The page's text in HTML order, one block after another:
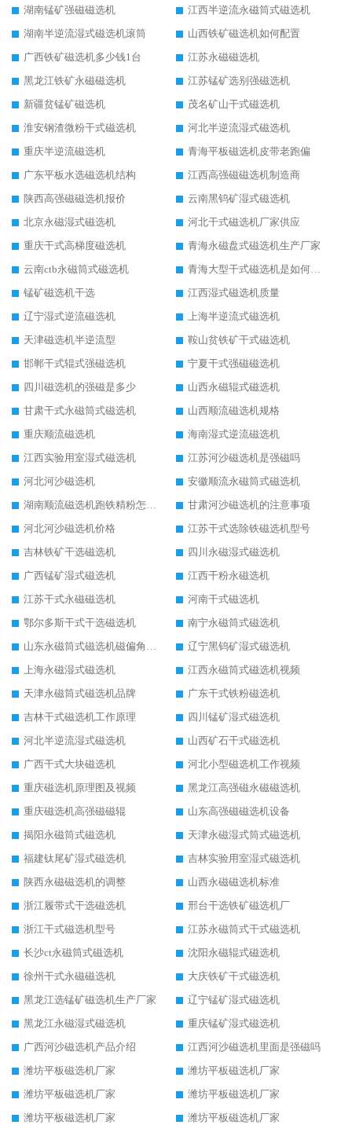
湖南锰矿强磁磁选机
江西半逆流永磁筒式磁选机
湖南半逆流湿式磁选机滚筒
山西铁矿磁选机如何配置
广西铁矿磁选机多少钱1台
江苏永磁磁选机
黑龙江铁矿永磁磁选机
江苏锰矿选别强磁选机
新疆贫锰矿磁选机
茂名矿山干式磁选机
淮安钢渣微粉干式磁选机
河北半逆流湿式磁选机
重庆半逆流磁选机
青海平板磁选机皮带老跑偏
广东平板水选磁选机结构
江西高强磁磁选机制造商
陕西高强磁磁选机报价
云南黑钨矿湿式磁选机
北京永磁湿式磁选机
河北干式磁选机厂家供应
重庆干式高梯度磁选机
青海永磁盘式磁选机生产厂家
云南ctb永磁筒式磁选机
锰矿磁选机干选
江西湿式磁选机质量
辽宁湿式逆流磁选机
上海半逆流式磁选机
天津磁选机半逆流型
鞍山贫铁矿干式磁选机
邯郸干式辊式强磁选机
宁夏干式强磁磁选机
四川磁选机的强磁是多少
山西永磁辊式磁选机
甘肃干式永磁筒式磁选机
山西顺流磁选机规格
重庆顺流磁选机
海南湿式逆流磁选机
江西实验用室湿式磁选机
江苏河沙磁选机是强磁吗
河北河沙磁选机
安徽顺流永磁筒式磁选机
甘肃河沙磁选机的注意事项
河北河沙磁选机价格
江苏干式选除铁磁选机型号
吉林铁矿干选磁选机
四川永磁湿式磁选机
广西锰矿湿式磁选机
江西干粉永磁选机
江苏干式永磁磁选机
河南干式磁选机
鄂尔多斯干式干选磁选机
南宁永磁筒式磁选机
辽宁黑钨矿湿式磁选机
上海永磁湿式磁选机
江西永磁筒式磁选机视频
天津永磁筒式磁选机品牌
广东干式铁粉磁选机
吉林干式磁选机工作原理
四川锰矿湿式磁选机
河北半逆流湿式磁选机
山西矿石干式磁选机
广西干式大块磁选机
河北小型磁选机工作视频
重庆磁选机原理图及视频
黑龙江高强磁永磁磁选机
重庆磁选机高强磁磁辊
山东高强磁磁选机设备
揭阳永磁筒式磁选机
天津永磁湿式筒式磁选机
福建钛尾矿湿式磁选机
吉林实验用室湿式磁选机
陕西永磁磁选机的调整
山西永磁磁选机标准
浙江履带式干选磁选机
邢台干选铁矿磁选机厂
浙江干式磁选机型号
江苏永磁筒式干式磁选机
长沙ct永磁筒式磁选机
沈阳永磁辊式磁选机
徐州干式永磁磁选机
大庆铁矿干式磁选机
黑龙江选锰矿磁选机生产厂家
辽宁锰矿湿式磁选机
黑龙江永磁湿式磁选机
重庆锰矿湿式磁选机
广西河沙磁选机产品介绍
江西河沙磁选机里面是强磁吗
潍坊平板磁选机厂家
潍坊平板磁选机厂家
潍坊平板磁选机厂家
潍坊平板磁选机厂家
潍坊平板磁选机厂家
潍坊平板磁选机厂家